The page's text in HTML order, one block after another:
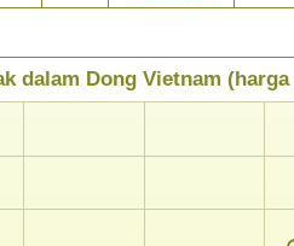
dalam Dong Vietnam